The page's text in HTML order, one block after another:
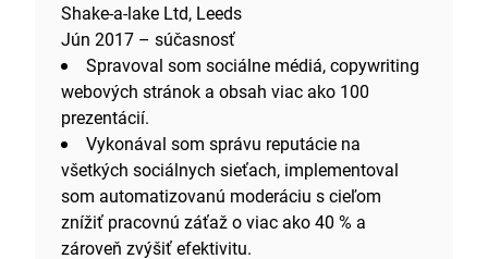
Shake-a-lake Ltd, Leeds
Jún 2017 – súčasnosť
Spravoval som sociálne médiá, copywriting
webových stránok a obsah viac ako 100
prezentácií.
Vykonával som správu reputácie na
všetkých sociálnych sieťach, implementoval
som automatizovanú moderáciu s cieľom
znížiť pracovnú záťaž o viac ako 40 % a
zároveň zvýšiť efektivitu.